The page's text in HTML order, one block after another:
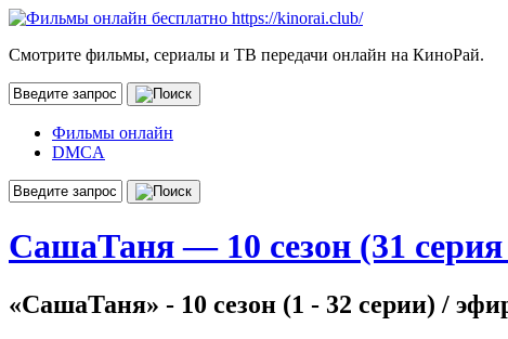
Смотрите фильмы, сериалы и ТВ передачи онлайн на КиноРай.
Фильмы онлайн
DMCA
СашаТаня — 10 сезон (31 серия
«СашаТаня» - 10 сезон (1 - 32 серии) /